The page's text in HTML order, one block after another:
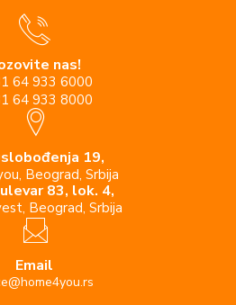
nas!
64 933 6000
64 933 8000
19,
Beograd, Srbija
83, lok. 4,
Beograd, Srbija
Email